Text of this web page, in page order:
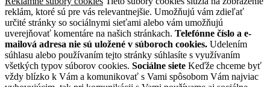
reklám, ktoré sú pre vás relevantnejšie. Umožňujú vám zdieľať
určité stránky so sociálnymi sieťami alebo vám umožňujú
uverejňovať komentáre na našich stránkach. Telefónne číslo a e-
mailová adresa nie sú uložené v súboroch cookies. Udelením
súhlasu alebo používaním tejto stránky súhlasíte s využívaním
všetkých typov súborov cookies. Sociálne siete Keďže chceme byť
vždy blízko k Vám a komunikovať s Vami spôsobom Vám najviac